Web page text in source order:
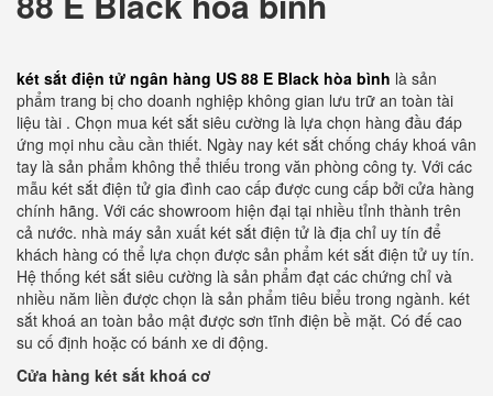
két sắt điện tử ngân hàng US 88 E Black hòa bình là sản
phẩm trang bị cho doanh nghiệp không gian lưu trữ an toàn tài
liệu tài . Chọn mua két sắt siêu cường là lựa chọn hàng đầu đáp
ứng mọi nhu cầu cần thiết. Ngày nay két sắt chống cháy khoá vân
tay là sản phẩm không thể thiếu trong văn phòng công ty. Với các
mẫu két sắt điện tử gia đình cao cấp được cung cấp bởi cửa hàng
chính hãng. Với các showroom hiện đại tại nhiều tỉnh thành trên
cả nước. nhà máy sản xuất két sắt điện tử là địa chỉ uy tín để
khách hàng có thể lựa chọn được sản phẩm két sắt điện tử uy tín.
Hệ thống két sắt siêu cường là sản phẩm đạt các chứng chỉ và
nhiều năm liền được chọn là sản phẩm tiêu biểu trong ngành. két
sắt khoá an toàn bảo mật được sơn tĩnh điện bề mặt. Có đế cao
su cố định hoặc có bánh xe di động.
Cửa hàng két sắt khoá cơ